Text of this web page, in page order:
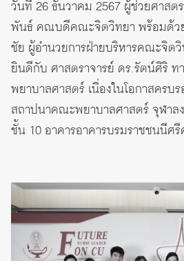
วันที่ 26 ธันวาคม 2567 ผู้ช่วยศาสต
พันธ์ คณบดีคณะจิตวิทยา พร้อมด้ว
ชัย ผู้อำนวยการฝ่ายบริหารคณะจิต
ยินดีกับ ศาสตราจารย์ ดร.รัตน์ศิริ
พยาบาลศาสตร์ เนื่องในโอกาสครบ
สถาปนาคณะพยาบาลศาสตร์ จุฬา
ชั้น 10 อาคารอาคารบรมราชชนนีศ